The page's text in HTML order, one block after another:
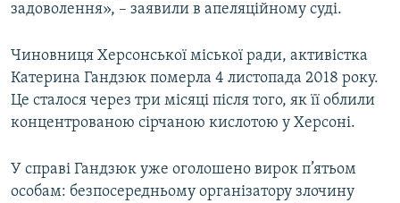
задоволення», – заявили в апеляційному суді.
Чиновниця Херсонської міської ради, активістка
Катерина Гандзюк померла 4 листопада 2018 року.
Це сталося через три місяці після того, як її облили
концентрованою сірчаною кислотою у Херсоні.
У справі Гандзюк уже оголошено вирок п’ятьом
особам: безпосередньому організатору злочину